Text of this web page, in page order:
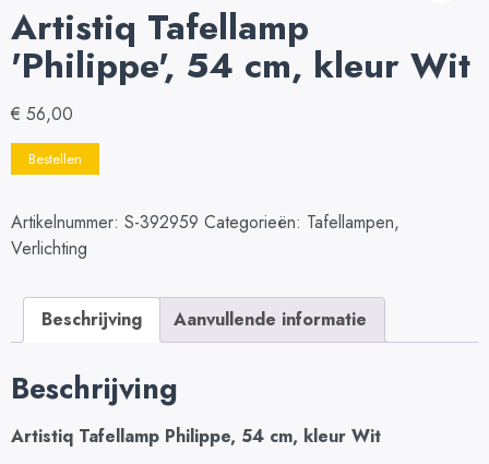
Artistiq Tafellamp
'Philippe', 54 cm, kleur Wit
€ 56,00
Bestellen
Artikelnummer: S-392959 Categorieën: Tafellampen,
Verlichting
Beschrijving Aanvullende informatie
Beschrijving
Artistiq Tafellamp Philippe, 54 cm, kleur Wit